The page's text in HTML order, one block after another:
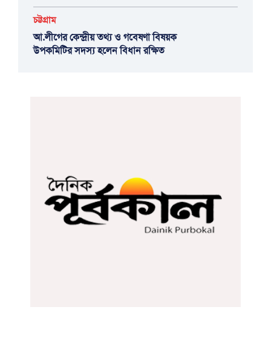
চট্টগ্রাম
আ.লীগের কেন্দ্রীয় তথ্য ও গবেষণা বিষয়ক
উপকমিটির সদস্য হলেন বিধান রক্ষিত